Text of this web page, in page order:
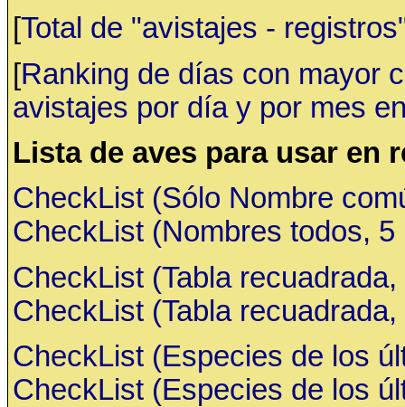
[Total de "avistajes -
[Ranking de días con mayor
avistajes por día y por mes
Lista de aves para usar en
CheckList (Sólo Nombre
CheckList (Nombres todos,
CheckList (Tabla
CheckList (Tabla
CheckList (Especies de los
CheckList (Especies de los